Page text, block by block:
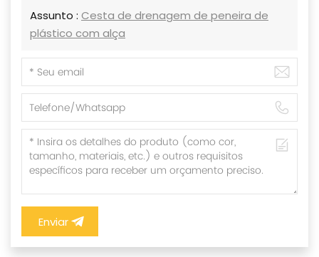
Assunto : Cesta de drenagem de peneira de
plástico com alça
Enviar